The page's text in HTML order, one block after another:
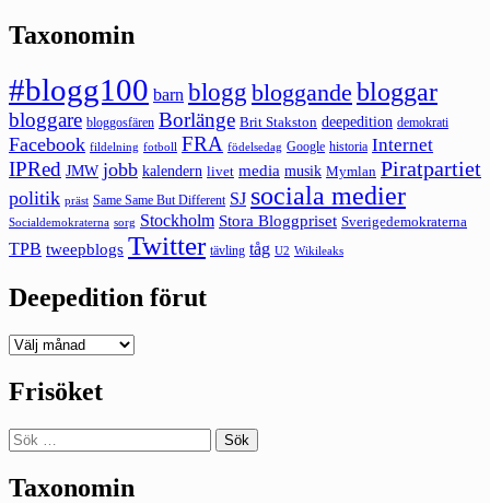
Taxonomin
#blogg100 barn blogg bloggande bloggar
bloggare bloggosfären Borlänge Brit Stakston deepedition demokrati
Facebook fildelning fotboll FRA födelsedag Google historia Internet
IPRed JMW jobb kalendern livet media musik Mymlan Piratpartiet
politik präst Same Same But Different SJ sociala medier
Socialdemokraterna sorg Stockholm Stora Bloggpriset Sverigedemokraterna
TPB tweepblogs Twitter tävling tåg U2 Wikileaks
Deepedition förut
Deepedition
Frisöket
Sök
efter:
Taxonomin